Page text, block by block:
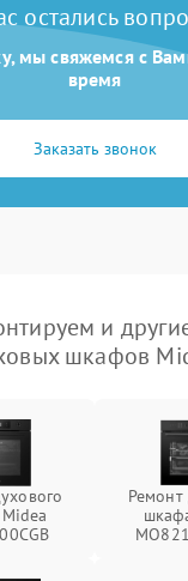
остались
мы свяжемся с
время
Заказать звонок
и
шкафов
Ремонт